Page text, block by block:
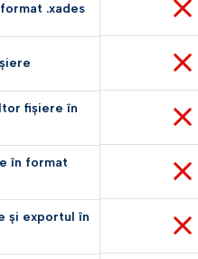
.xades
fișiere în
în format
și exportul în